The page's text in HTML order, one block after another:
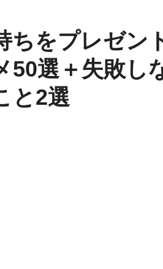
ちをプレゼン
50選＋失敗し
と2選